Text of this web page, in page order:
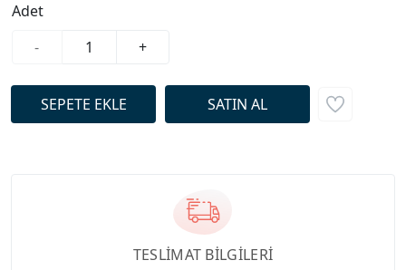
Adet
-
+
TESLİMAT BİLGİLERİ